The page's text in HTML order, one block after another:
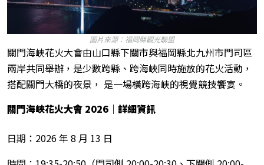
圖片來源：福岡縣觀光聯盟
關門海峽花火大會由山口縣下關市與福岡縣北九州市門司區
兩岸共同舉辦，是少數跨縣、跨海峽同時施放的花火活動，
搭配關門大橋的夜景， 是一場橫跨海峽的視覺競技饗宴。
關門海峽花火大會 2026 ｜詳細資訊
日期：2026 年 8 月 13 日